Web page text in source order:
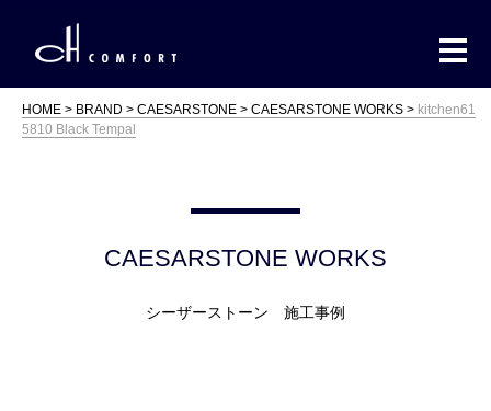
HOME BRAND CAESARSTONE CAESARSTONE WORKS
kitchen61
5810 Black Tempal
CAESARSTONE WORKS
シーザーストーン 施工事例